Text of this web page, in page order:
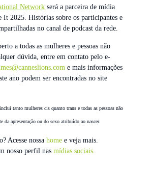
Network será a parceira de mídia
2025. Histórias sobre os participantes e
no canal de podcast da rede.
a todas as mulheres e pessoas não
dúvida, entre em contato pelo e-
e mais informações
ano podem ser encontradas no site
tanto mulheres cis quanto trans e todas as pessoas não
da apresentação ou do sexo atribuído ao nascer.
Acesse nossa home e veja mais.
nosso perfil nas mídias sociais.